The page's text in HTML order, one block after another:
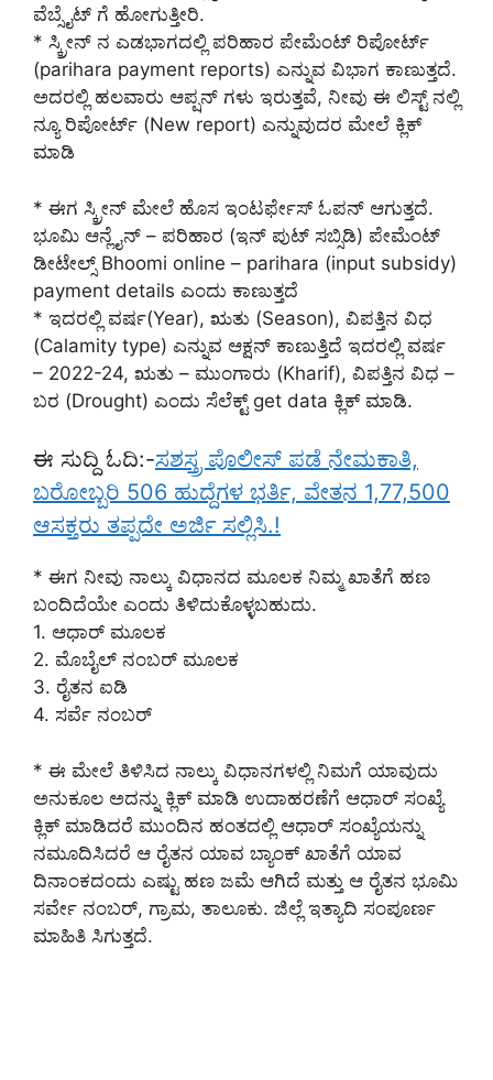
ವೆಬ್ಸೈಟ್ ಗೆ ಹೋಗುತ್ತೀರಿ.
* ಸ್ಕ್ರೀನ್ ನ ಎಡಭಾಗದಲ್ಲಿ ಪರಿಹಾರ ಪೇಮೆಂಟ್ ರಿಪೋರ್ಟ್
(parihara payment reports) ಎನ್ನುವ ವಿಭಾಗ ಕಾಣುತ್ತದೆ.
ಅದರಲ್ಲಿ ಹಲವಾರು ಆಪ್ಷನ್ ಗಳು ಇರುತ್ತವೆ, ನೀವು ಈ ಲಿಸ್ಟ್ ನಲ್ಲಿ
ನ್ಯೂ ರಿಪೋರ್ಟ್ (New report) ಎನ್ನುವುದರ ಮೇಲೆ ಕ್ಲಿಕ್
ಮಾಡಿ
* ಈಗ ಸ್ಕ್ರೀನ್ ಮೇಲೆ ಹೊಸ ಇಂಟರ್ಫೇಸ್ ಓಪನ್ ಆಗುತ್ತದೆ.
ಭೂಮಿ ಆನ್ಲೈನ್ – ಪರಿಹಾರ (ಇನ್ ಪುಟ್ ಸಬ್ಸಿಡಿ) ಪೇಮೆಂಟ್
ಡೀಟೇಲ್ಸ್ Bhoomi online – parihara (input subsidy)
payment details ಎಂದು ಕಾಣುತ್ತದೆ
* ಇದರಲ್ಲಿ ವರ್ಷ(Year), ಋತು (Season), ವಿಪತ್ತಿನ ವಿಧ
(Calamity type) ಎನ್ನುವ ಆಕ್ಷನ್ ಕಾಣುತ್ತಿದೆ ಇದರಲ್ಲಿ ವರ್ಷ
– 2022-24, ಋತು – ಮುಂಗಾರು (Kharif), ವಿಪತ್ತಿನ ವಿಧ –
ಬರ (Drought) ಎಂದು ಸೆಲೆಕ್ಟ್ get data ಕ್ಲಿಕ್ ಮಾಡಿ.
ಈ ಸುದ್ದಿ ಓದಿ:-ಸಶಸ್ತ್ರ ಪೊಲೀಸ್ ಪಡೆ ನೇಮಕಾತಿ,
ಬರೋಬ್ಬರಿ 506 ಹುದ್ದೆಗಳ ಭರ್ತಿ, ವೇತನ 1,77,500
ಆಸಕ್ತರು ತಪ್ಪದೇ ಅರ್ಜಿ ಸಲ್ಲಿಸಿ.!
* ಈಗ ನೀವು ನಾಲ್ಕು ವಿಧಾನದ ಮೂಲಕ ನಿಮ್ಮ ಖಾತೆಗೆ ಹಣ
ಬಂದಿದೆಯೇ ಎಂದು ತಿಳಿದುಕೊಳ್ಳಬಹುದು.
1. ಆಧಾರ್ ಮೂಲಕ
2. ಮೊಬೈಲ್ ನಂಬರ್ ಮೂಲಕ
3. ರೈತನ ಐಡಿ
4. ಸರ್ವೆ ನಂಬರ್
* ಈ ಮೇಲೆ ತಿಳಿಸಿದ ನಾಲ್ಕು ವಿಧಾನಗಳಲ್ಲಿ ನಿಮಗೆ ಯಾವುದು
ಅನುಕೂಲ ಅದನ್ನು ಕ್ಲಿಕ್ ಮಾಡಿ ಉದಾಹರಣೆಗೆ ಆಧಾರ್ ಸಂಖ್ಯೆ
ಕ್ಲಿಕ್ ಮಾಡಿದರೆ ಮುಂದಿನ ಹಂತದಲ್ಲಿ ಆಧಾರ್ ಸಂಖ್ಯೆಯನ್ನು
ನಮೂದಿಸಿದರೆ ಆ ರೈತನ ಯಾವ ಬ್ಯಾಂಕ್ ಖಾತೆಗೆ ಯಾವ
ದಿನಾಂಕದಂದು ಎಷ್ಟು ಹಣ ಜಮೆ ಆಗಿದೆ ಮತ್ತು ಆ ರೈತನ ಭೂಮಿ
ಸರ್ವೇ ನಂಬರ್, ಗ್ರಾಮ, ತಾಲೂಕು. ಜಿಲ್ಲೆ ಇತ್ಯಾದಿ ಸಂಪೂರ್ಣ
ಮಾಹಿತಿ ಸಿಗುತ್ತದೆ.